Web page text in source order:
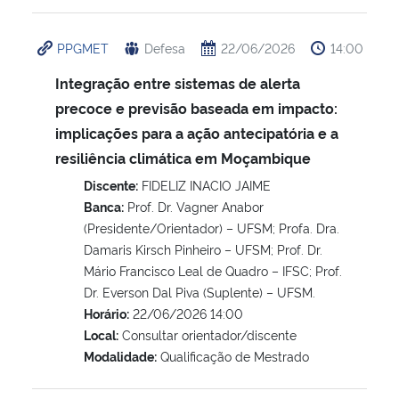
Ministério da Mulher, da Família e dos Direitos Humanos
Secretaria-Geral
Secretaria de Governo
Gabinete de Segurança Institucional
Advocacia-Geral da União
Banco Central do Brasil
PPGMET Defesa 22/06/2026 14:00
Integração entre sistemas de alerta
precoce e previsão baseada em impacto:
implicações para a ação antecipatória e a
resiliência climática em Moçambique
Discente: FIDELIZ INACIO JAIME
Banca: Prof. Dr. Vagner Anabor
(Presidente/Orientador) – UFSM; Profa. Dra.
Damaris Kirsch Pinheiro – UFSM; Prof. Dr.
Mário Francisco Leal de Quadro – IFSC; Prof.
Dr. Everson Dal Piva (Suplente) – UFSM.
Horário: 22/06/2026 14:00
Local: Consultar orientador/discente
Modalidade: Qualificação de Mestrado